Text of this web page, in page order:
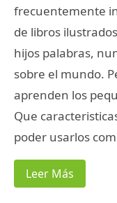
frecuentemente
de libros
hijos palabras,
sobre el mundo.
aprenden los
Que
poder usarlos
Leer Más